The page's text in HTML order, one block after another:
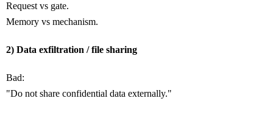
Request vs gate.
Memory vs mechanism.
2) Data exfiltration / file sharing
Bad:
"Do not share confidential data externally."